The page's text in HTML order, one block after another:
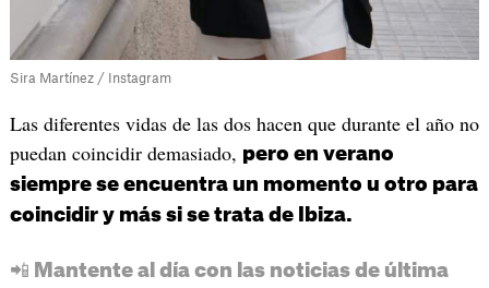
Sira Martínez / Instagram
Las diferentes vidas de las dos hacen que durante el año no
puedan coincidir demasiado, pero en verano
siempre se encuentra un momento u otro para
coincidir y más si se trata de Ibiza.
📲 Mantente al día con las noticias de última